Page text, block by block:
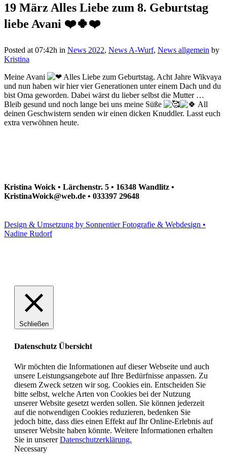
19 März Alles Liebe zum 8. Geburtstag
liebe Avani ❤️🍀❤️
Posted at 07:42h in News 2022, News A-Wurf, News allgemein by
Kristina
Meine Avani
Alles Liebe zum Geburtstag. Acht Jahre Wikvaya
und nun haben wir hier vier Generationen unter einem Dach und du
bist Oma geworden. Dabei wärst du lieber selbst die Mutter …
Bleib gesund und noch lange bei uns meine Süße
All
deinen Geschwistern senden wir einen dicken Knuddler. Lasst euch
extra verwöhnen heute.
Kristina Woick • Lärchenstr. 5 • 16348 Wandlitz •
KristinaWoick@web.de • 033397 29648
Design & Umsetzung by Sonnentier Fotografie & Webdesign •
Nadine Rudorf
Schließen
Datenschutz Übersicht
Wir möchten die Informationen auf dieser Webseite und auch
unsere Leistungsangebote auf Ihre Bedürfnisse anpassen. Zu
diesem Zweck setzen wir sog. Cookies ein. Entscheiden Sie
bitte selbst, welche Arten von Cookies bei der Nutzung
unserer Website gesetzt werden sollen. Sie können jederzeit
auf die notwendigen Cookies reduzieren, bedenken Sie
jedoch bitte, dass dies einen Effekt auf Ihr Online-Erlebnis auf
unserer Website haben könnte. Weitere Informationen erhalten
Sie in unsererDatenschutzerklärung.
Necessary